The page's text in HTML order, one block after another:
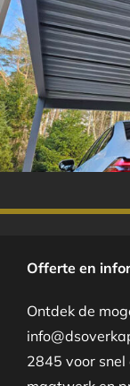
Offerte en
Ontdek de
2845 voor snel